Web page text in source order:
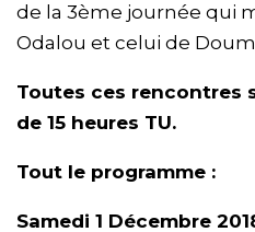
de la 3ème journée qui
Odalou et celui de
Toutes ces rencontres
de 15 heures TU.
Tout le programme :
Samedi 1 Décembre